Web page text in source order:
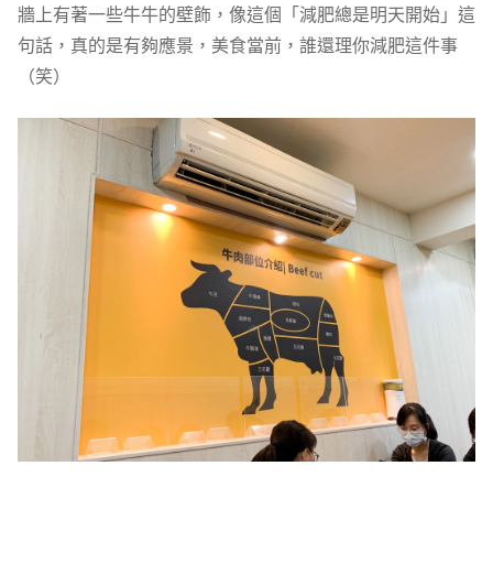
牆上有著一些牛牛的壁飾，像這個「減肥總是明天開始」這
句話，真的是有夠應景，美食當前，誰還理你減肥這件事
（笑）